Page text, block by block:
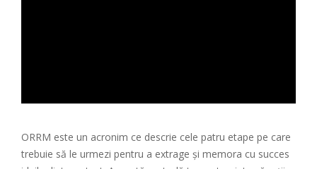
ORRM este un acronim ce descrie cele patru etape pe care
trebuie să le urmezi pentru a extrage și memora cu succes